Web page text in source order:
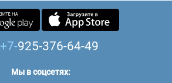
+7-925-376-64-49
Мы в соцсетях: